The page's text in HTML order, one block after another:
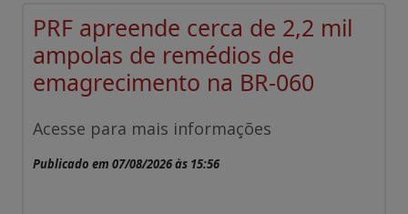
PRF apreende cerca de 2,2 mil
ampolas de remédios de
emagrecimento na BR-060
Acesse para mais informações
Publicado em 07/08/2026 às 15:56